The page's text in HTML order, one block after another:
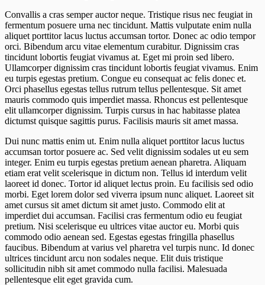
Convallis a cras semper auctor neque. Tristique risus nec feugiat in
fermentum posuere urna nec tincidunt. Mattis vulputate enim nulla
aliquet porttitor lacus luctus accumsan tortor. Donec ac odio tempor
orci. Bibendum arcu vitae elementum curabitur. Dignissim cras
tincidunt lobortis feugiat vivamus at. Eget mi proin sed libero.
Ullamcorper dignissim cras tincidunt lobortis feugiat vivamus. Enim
eu turpis egestas pretium. Congue eu consequat ac felis donec et.
Orci phasellus egestas tellus rutrum tellus pellentesque. Sit amet
mauris commodo quis imperdiet massa. Rhoncus est pellentesque
elit ullamcorper dignissim. Turpis cursus in hac habitasse platea
dictumst quisque sagittis purus. Facilisis mauris sit amet massa.
Dui nunc mattis enim ut. Enim nulla aliquet porttitor lacus luctus
accumsan tortor posuere ac. Sed velit dignissim sodales ut eu sem
integer. Enim eu turpis egestas pretium aenean pharetra. Aliquam
etiam erat velit scelerisque in dictum non. Tellus id interdum velit
laoreet id donec. Tortor id aliquet lectus proin. Eu facilisis sed odio
morbi. Eget lorem dolor sed viverra ipsum nunc aliquet. Laoreet sit
amet cursus sit amet dictum sit amet justo. Commodo elit at
imperdiet dui accumsan. Facilisi cras fermentum odio eu feugiat
pretium. Nisi scelerisque eu ultrices vitae auctor eu. Morbi quis
commodo odio aenean sed. Egestas egestas fringilla phasellus
faucibus. Bibendum at varius vel pharetra vel turpis nunc. Id donec
ultrices tincidunt arcu non sodales neque. Elit duis tristique
sollicitudin nibh sit amet commodo nulla facilisi. Malesuada
pellentesque elit eget gravida cum.